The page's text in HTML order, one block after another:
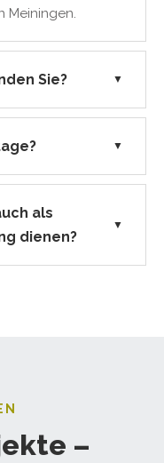
Meiningen.
Sie? ▼
▼
als
dienen?
▼
–